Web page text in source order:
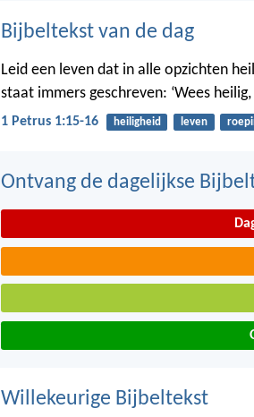
Bijbeltekst van de dag
Leid een leven dat in alle opzichten
staat immers geschreven: ‘Wees
1 Petrus 1:15-16 heiligheid leven
Ontvang de dagelijkse
Willekeurige Bijbeltekst